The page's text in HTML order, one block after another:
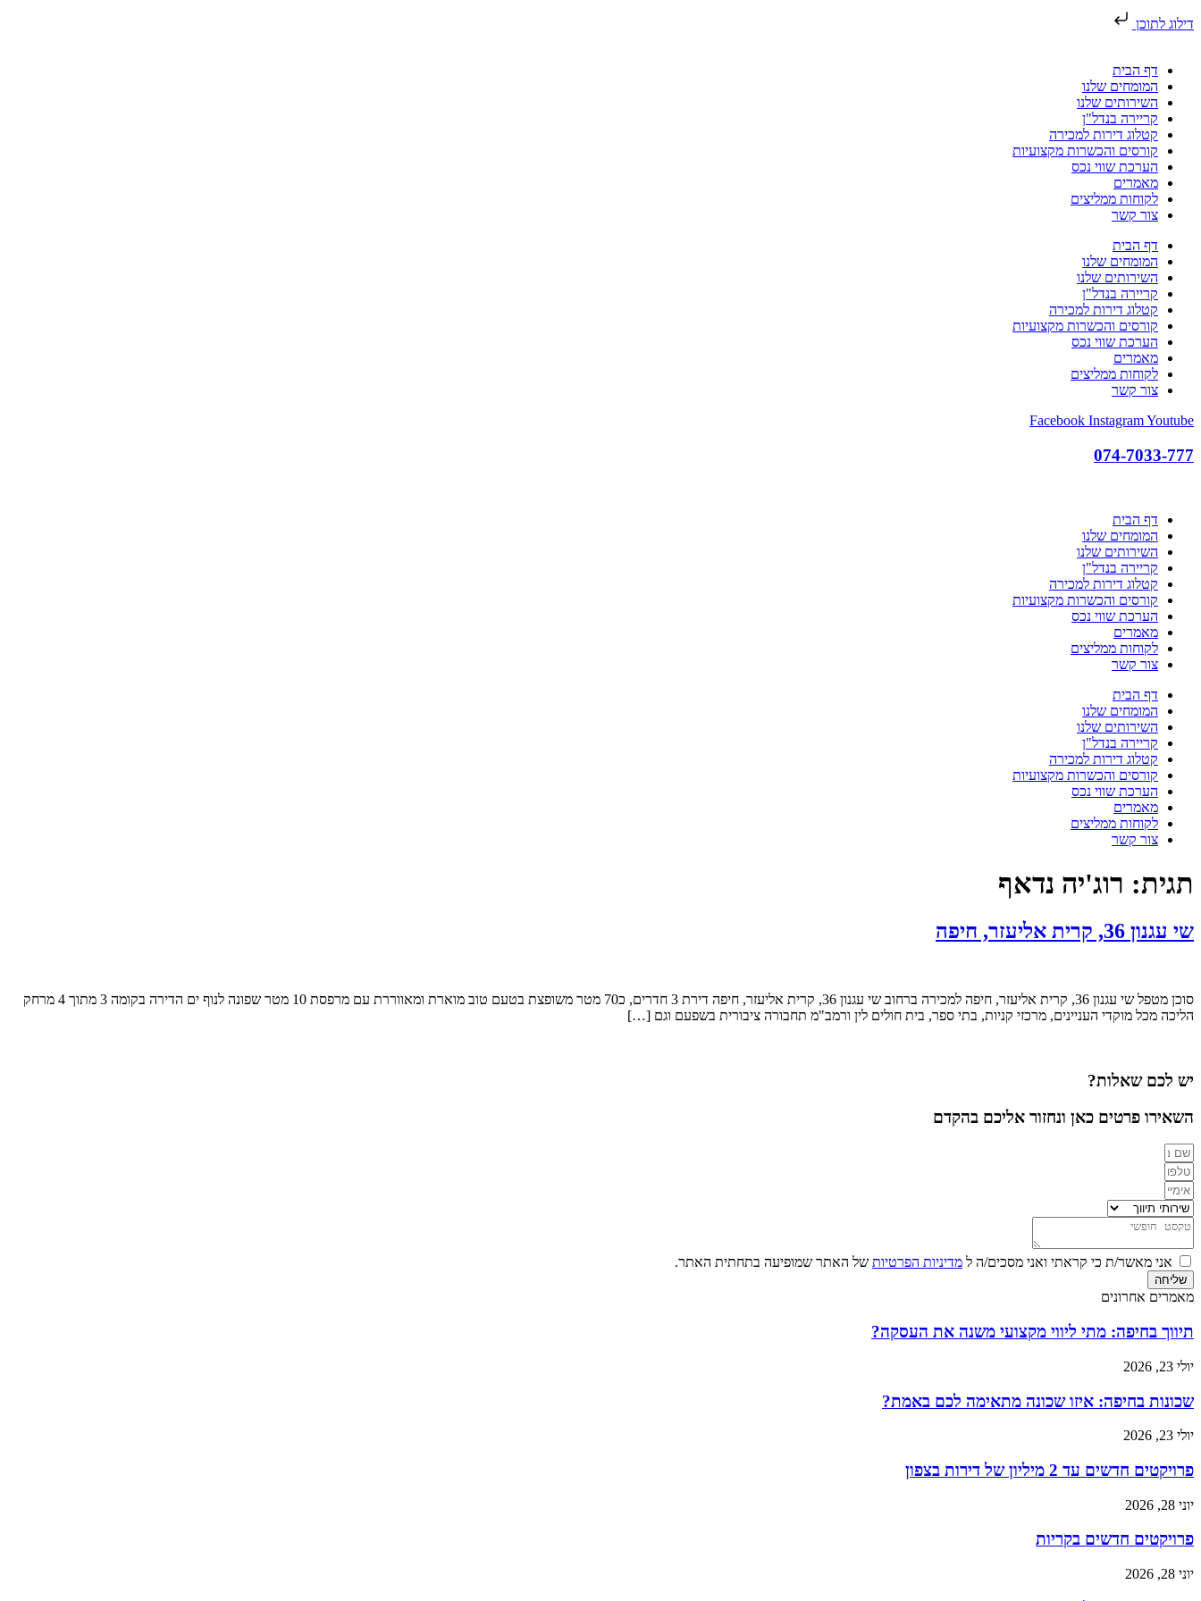
דילוג לתוכן
דף הבית
המומחים שלנו
השירותים שלנו
קריירה בנדל"ן
קטלוג דירות למכירה
קורסים והכשרות מקצועיות
הערכת שווי נכס
מאמרים
לקוחות ממליצים
צור קשר
דף הבית
המומחים שלנו
השירותים שלנו
קריירה בנדל"ן
קטלוג דירות למכירה
קורסים והכשרות מקצועיות
הערכת שווי נכס
מאמרים
לקוחות ממליצים
צור קשר
Facebook InstagramYoutube
074-7033-777
דף הבית
המומחים שלנו
השירותים שלנו
קריירה בנדל"ן
קטלוג דירות למכירה
קורסים והכשרות מקצועיות
הערכת שווי נכס
מאמרים
לקוחות ממליצים
צור קשר
דף הבית
המומחים שלנו
השירותים שלנו
קריירה בנדל"ן
קטלוג דירות למכירה
קורסים והכשרות מקצועיות
הערכת שווי נכס
מאמרים
לקוחות ממליצים
צור קשר
תגית: רוג'יה נדאף
שי עגנון 36, קרית אליעזר, חיפה​
סוכן מטפל שי עגנון 36, קרית אליעזר, חיפה למכירה ברחוב שי עגנון 36, קרית אליעזר, חיפה דירת 3 חדרים, כ70 מטר משופצת בטעם טוב מוארת ומאווררת עם מרפסת 10 מטר שפונה לנוף ים הדירה בקומה 3 מתוך 4 מרחק
הליכה מכל מוקדי העניינים, מרכזי קניות, בתי ספר, בית חולים לין ורמב"מ תחבורה ציבורית בשפעם וגם […]
יש לכם שאלות?
השאירו פרטים כאן ונחזור אליכם בהקדם
אני מאשר/ת כי קראתי ואני מסכים/ה ל מדיניות הפרטיות של האתר שמופיעה בתחתית האתר.
שליחה
מאמרים אחרונים
תיווך בחיפה: מתי ליווי מקצועי משנה את העסקה?
יולי 23, 2026
שכונות בחיפה: איזו שכונה מתאימה לכם באמת?
יולי 23, 2026
פרויקטים חדשים עד 2 מיליון של דירות בצפון
יוני 28, 2026
פרויקטים חדשים בקריות
יוני 28, 2026